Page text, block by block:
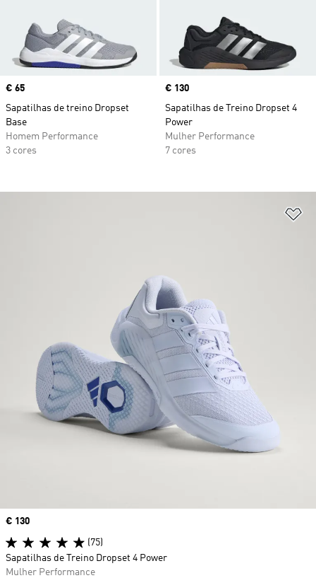
Price
€ 65
Sapatilhas de treino Dropset
Base
Homem Performance
3 cores
Price
€ 130
Sapatilhas de Treino Dropset 4
Power
Mulher Performance
7 cores
Price
€ 130
(75)
Sapatilhas de Treino Dropset 4 Power
Mulher Performance